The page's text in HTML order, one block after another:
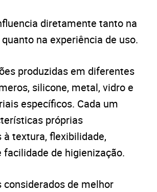
diretamente tanto na
na experiência de uso.
produzidas em diferentes
silicone, metal, vidro e
específicos. Cada um
próprias
à textura, flexibilidade,
facilidade de higienização.
considerados de melhor